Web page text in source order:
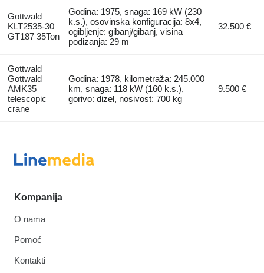
Gottwald
KLT2535-30
GT187 35Ton
Godina: 1975, snaga: 169 kW (230
k.s.), osovinska konfiguracija: 8x4,
ogibljenje: gibanj/gibanj, visina
podizanja: 29 m
32.500 €
Gottwald
Gottwald
AMK35
telescopic
crane
Godina: 1978, kilometraža: 245.000
km, snaga: 118 kW (160 k.s.),
gorivo: dizel, nosivost: 700 kg
9.500 €
Kompanija
O nama
Pomoć
Kontakti